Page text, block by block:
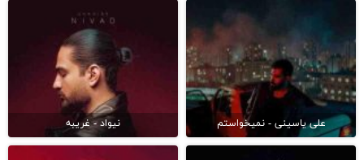
علی یاسینی - نمیخواستم نیواد - غریبه